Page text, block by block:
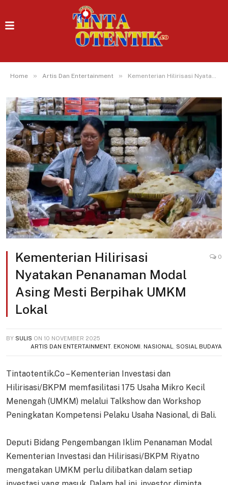
Home » Artis Dan Entertainment » Kementerian Hilirisasi Nyatakan Penanaman Modal Asing Mesti Berpihak UMKM Lokal
Kementerian Hilirisasi
Nyatakan Penanaman Modal
Asing Mesti Berpihak UMKM
Lokal
0
BY SULIS ON 10 NOVEMBER 2025
ARTIS DAN ENTERTAINMENT, EKONOMI NASIONAL SOSIAL BUDAYA
Tintaotentik.Co – Kementerian Investasi dan
Hilirisasi/BKPM memfasilitasi 175 Usaha Mikro Kecil
Menengah (UMKM) melalui Talkshow dan Workshop
Peningkatan Kompetensi Pelaku Usaha Nasional, di Bali.
Deputi Bidang Pengembangan Iklim Penanaman Modal
Kementerian Investasi dan Hilirisasi/BKPM Riyatno
mengatakan UMKM perlu dilibatkan dalam setiap